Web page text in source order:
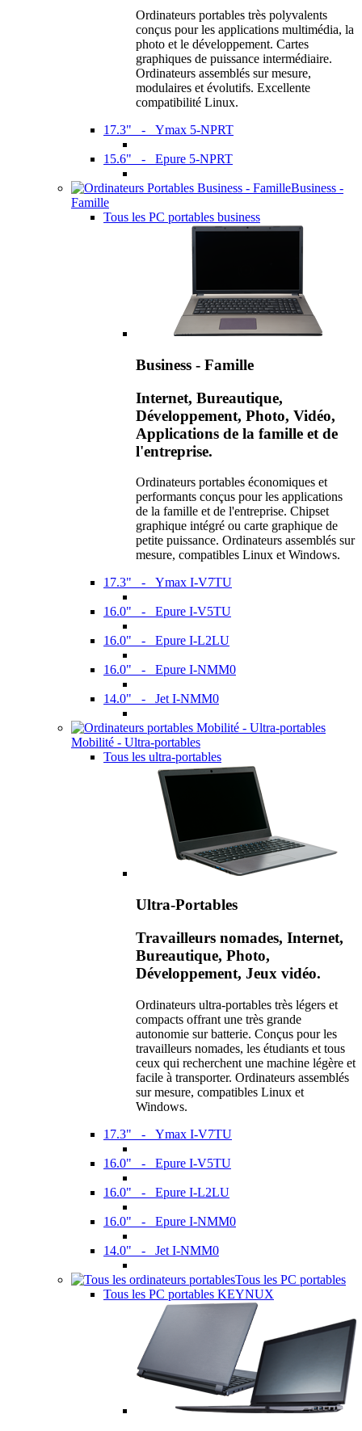
Ordinateurs portables très polyvalents
conçus pour les applications multimédia, la
photo et le développement. Cartes
graphiques de puissance intermédiaire.
Ordinateurs assemblés sur mesure,
modulaires et évolutifs. Excellente
compatibilité Linux.
17.3" - Ymax 5-NPRT
15.6" - Epure 5-NPRT
Business -
Famille
Tous les PC portables business
Business - Famille
Internet, Bureautique,
Développement, Photo, Vidéo,
Applications de la famille et de
l'entreprise.
Ordinateurs portables économiques et
performants conçus pour les applications
de la famille et de l'entreprise. Chipset
graphique intégré ou carte graphique de
petite puissance. Ordinateurs assemblés sur
mesure, compatibles Linux et Windows.
17.3" - Ymax I-V7TU
16.0" - Epure I-V5TU
16.0" - Epure I-L2LU
16.0" - Epure I-NMM0
14.0" - Jet I-NMM0
Mobilité - Ultra-portables
Tous les ultra-portables
Ultra-Portables
Travailleurs nomades, Internet,
Bureautique, Photo,
Développement, Jeux vidéo.
Ordinateurs ultra-portables très légers et
compacts offrant une très grande
autonomie sur batterie. Conçus pour les
travailleurs nomades, les étudiants et tous
ceux qui recherchent une machine légère et
facile à transporter. Ordinateurs assemblés
sur mesure, compatibles Linux et
Windows.
17.3" - Ymax I-V7TU
16.0" - Epure I-V5TU
16.0" - Epure I-L2LU
16.0" - Epure I-NMM0
14.0" - Jet I-NMM0
Tous les PC portables
Tous les PC portables KEYNUX